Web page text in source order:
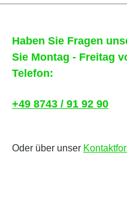
Haben Sie Fragen
Sie Montag - Freitag
Telefon:
+49 8743 / 91 92 90
Oder über unser